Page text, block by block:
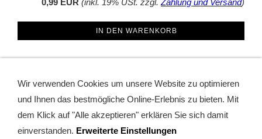
0,99 EUR (inkl. 19% USt. zzgl. Zahlung und Versand)
IN DEN WARENKORB
Multi Schutzanzug gegen Chemie, Staub, Aerosol; Gr. S bis
4XL !
Wir verwenden Cookies um unsere Website zu optimieren
und Ihnen das bestmögliche Online-Erlebnis zu bieten. Mit
dem Klick auf "Alle akzeptieren" erklären Sie sich damit
einverstanden. Erweiterte Einstellungen